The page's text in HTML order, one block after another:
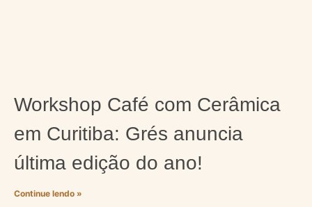
Workshop Café com Cerâmica
em Curitiba: Grés anuncia
última edição do ano!
Continue lendo »